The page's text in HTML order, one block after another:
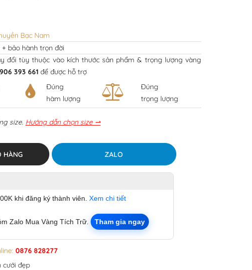
Bạc Nam
bảo hành trọn đời
đổi tùy thuộc vào kích thước sản phẩm & trọng lượng vàng
393 661 để được hỗ trợ
Đúng
hàm lượng
Đúng
trọng lượng
size. Hướng dẫn chọn size ⇀
HÀNG ZALO
khi đăng ký thành viên. Xem chi tiết
Zalo Mua Vàng Tích Trữ. Tham gia ngay
0876 828277
cưới đẹp